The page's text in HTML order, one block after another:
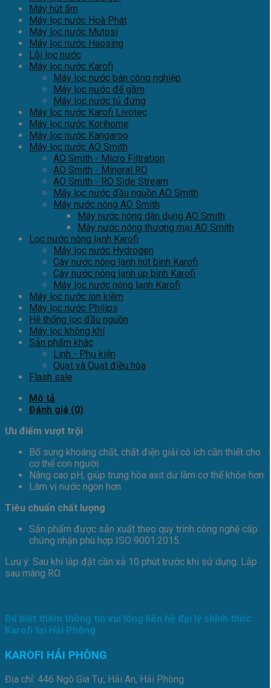
Máy hút ẩm
Máy lọc nước Hoà Phát
Máy lọc nước Mutosi
Máy lọc nước Haosing
Lõi lọc nước
Máy lọc nước Karofi
Máy lọc nước bán công nghiệp
Máy lọc nước để gầm
Máy lọc nước tủ đứng
Máy lọc nước Karofi Livotec
Máy lọc nước Korihome
Máy lọc nước Kangaroo
Máy lọc nước AO Smith
AO Smith - Micro Filtration
AO Smith - Mineral RO
AO Smith - RO Side Stream
Máy lọc nước đầu nguồn AO Smith
Máy nước nóng AO Smith
Máy nước nóng dân dụng AO Smith
Máy nước nóng thương mại AO Smith
Lọc nước nóng lạnh Karofi
Máy lọc nước Hydrogen
Cây nước nóng lạnh hút bình Karofi
Cây nước nóng lạnh úp bình Karofi
Máy lọc nước nóng lạnh Karofi
Máy lọc nước ion kiềm
Máy lọc nước Philips
Hệ thống lọc đầu nguồn
Máy lọc không khí
Sản phẩm khác
Linh - Phụ kiện
Quạt và Quạt điều hòa
Flash sale
Mô tả
Đánh giá (0)
Ưu điểm vượt trội
Bổ sung khoáng chất, chất điện giải có ích cần thiết cho
cơ thể con người.
Nâng cao pH, giúp trung hòa axit dư làm cơ thể khỏe hơn.
Làm vị nước ngon hơn
Tiêu chuẩn chất lượng
Sản phẩm được sản xuất theo quy trình công nghệ cấp
chứng nhận phù hợp ISO 9001:2015.
Lưu ý: Sau khi lắp đặt cần xả 10 phút trước khi sử dụng. Lắp
sau màng RO.
Để biết thêm thông tin vui lòng liên hệ đại lý chính thức
Karofi tại Hải Phòng
KAROFI HẢI PHÒNG
Địa chỉ: 446 Ngô Gia Tự, Hải An, Hải Phòng